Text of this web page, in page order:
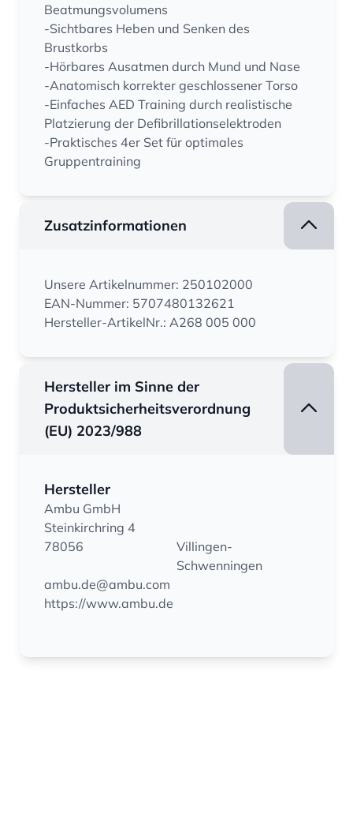
Beatmungsvolumens
-Sichtbares Heben und Senken des
Brustkorbs
-Hörbares Ausatmen durch Mund und Nase
-Anatomisch korrekter geschlossener Torso
-Einfaches AED Training durch realistische
Platzierung der Defibrillationselektroden
-Praktisches 4er Set für optimales
Gruppentraining
Zusatzinformationen
Unsere Artikelnummer: 250102000
EAN-Nummer: 5707480132621
Hersteller-ArtikelNr.: A268 005 000
Hersteller im Sinne der
Produktsicherheitsverordnung
(EU) 2023/988
Hersteller
Ambu GmbH
Steinkirchring 4
78056
Villingen-
Schwenningen
ambu.de@ambu.com
https://www.ambu.de